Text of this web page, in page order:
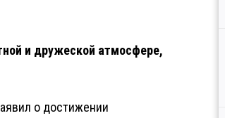
и дружеской атмосфере,
о достижении